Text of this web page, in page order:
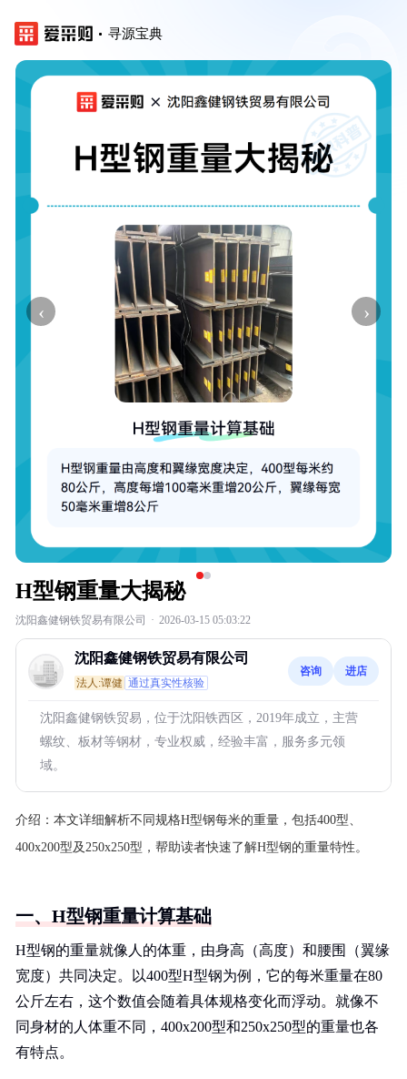
寻源宝典
‹ ›
H型钢重量大揭秘
沈阳鑫健钢铁贸易有限公司 · 2026-03-15 05:03:22
沈阳鑫健钢铁贸易有限公司
法人:谭健 通过真实性核验
咨询 进店
沈阳鑫健钢铁贸易，位于沈阳铁西区，2019年成立，主营
螺纹、板材等钢材，专业权威，经验丰富，服务多元领
域。
介绍： 本文详细解析不同规格H型钢每米的重量，包括400型、
400x200型及250x250型，帮助读者快速了解H型钢的重量特性。
一、H型钢重量计算基础
H型钢的重量就像人的体重，由身高（高度）和腰围（翼缘
宽度）共同决定。以400型H型钢为例，它的每米重量在80
公斤左右，这个数值会随着具体规格变化而浮动。就像不
同身材的人体重不同，400x200型和250x250型的重量也各
有特点。